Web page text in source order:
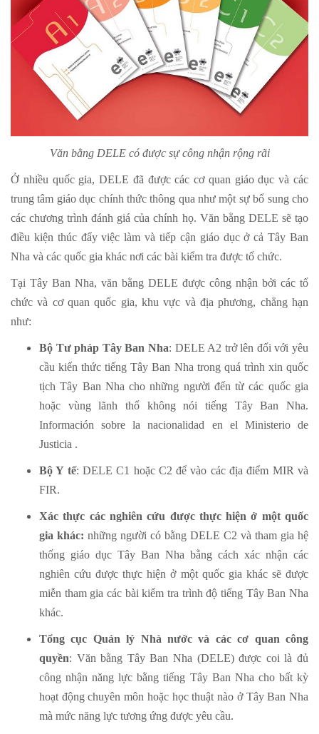
Văn bằng DELE có được sự công nhận rộng rãi
Ở nhiều quốc gia, DELE đã được các cơ quan giáo dục và các
trung tâm giáo dục chính thức thông qua như một sự bổ sung cho
các chương trình đánh giá của chính họ. Văn bằng DELE sẽ tạo
điều kiện thúc đẩy việc làm và tiếp cận giáo dục ở cả Tây Ban
Nha và các quốc gia khác nơi các bài kiểm tra được tổ chức.
Tại Tây Ban Nha, văn bằng DELE được công nhận bởi các tổ
chức và cơ quan quốc gia, khu vực và địa phương, chẳng hạn
như:
Bộ Tư pháp Tây Ban Nha: DELE A2 trở lên đối với yêu
cầu kiến ​​thức tiếng Tây Ban Nha trong quá trình xin quốc
tịch Tây Ban Nha cho những người đến từ các quốc gia
hoặc vùng lãnh thổ không nói tiếng Tây Ban Nha.
Información sobre la nacionalidad en el Ministerio de
Justicia .
Bộ Y tế: DELE C1 hoặc C2 để vào các địa điểm MIR và
FIR.
Xác thực các nghiên cứu được thực hiện ở một quốc
gia khác: những người có bằng DELE C2 và tham gia hệ
thống giáo dục Tây Ban Nha bằng cách xác nhận các
nghiên cứu được thực hiện ở một quốc gia khác sẽ được
miễn tham gia các bài kiểm tra trình độ tiếng Tây Ban Nha
khác.
Tổng cục Quản lý Nhà nước và các cơ quan công
quyền: Văn bằng Tây Ban Nha (DELE) được coi là đủ
công nhận năng lực bằng tiếng Tây Ban Nha cho bất kỳ
hoạt động chuyên môn hoặc học thuật nào ở Tây Ban Nha
mà mức năng lực tương ứng được yêu cầu.